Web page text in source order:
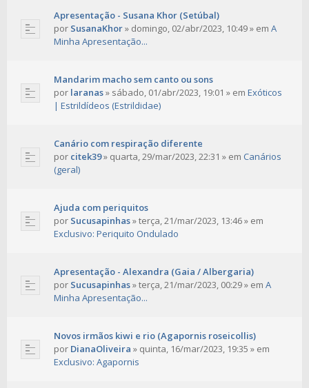
Apresentação - Susana Khor (Setúbal)
por SusanaKhor» domingo, 02/abr/2023, 10:49» em A
Minha Apresentação...
Mandarim macho sem canto ou sons
por laranas» sábado, 01/abr/2023, 19:01 » em Exóticos
| Estrildídeos (Estrildidae)
Canário com respiração diferente
por citek39» quarta, 29/mar/2023, 22:31 » em Canários
(geral)
Ajuda com periquitos
por Sucusapinhas»terça, 21/mar/2023, 13:46» em
Exclusivo: Periquito Ondulado
Apresentação - Alexandra (Gaia / Albergaria)
por Sucusapinhas»terça, 21/mar/2023, 00:29» em A
Minha Apresentação...
Novos irmãos kiwi e rio (Agapornis roseicollis)
por DianaOliveira » quinta, 16/mar/2023, 19:35 » em
Exclusivo: Agapornis